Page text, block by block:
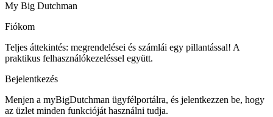
My Big Dutchman
Fiókom
Teljes áttekintés: megrendelései és számlái egy pillantással! A
praktikus felhasználókezeléssel együtt.
Bejelentkezés
Menjen a myBigDutchman ügyfélportálra, és jelentkezzen be, hogy
az üzlet minden funkcióját használni tudja.